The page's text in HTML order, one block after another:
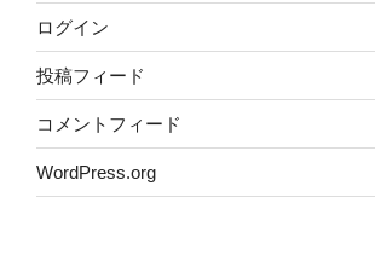
ログイン
投稿フィード
コメントフィード
WordPress.org